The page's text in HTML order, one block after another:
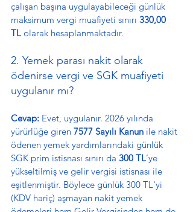
çalışan başına uygulayabileceği günlük
maksimum vergi muafiyeti sınırı 330,00
TL olarak hesaplanmaktadır.
2. Yemek parası nakit olarak
ödenirse vergi ve SGK muafiyeti
uygulanır mı?
Cevap: Evet, uygulanır. 2026 yılında
yürürlüğe giren 7577 Sayılı Kanun ile nakit
ödenen yemek yardımlarındaki günlük
SGK prim istisnası sınırı da 300 TL’ye
yükseltilmiş ve gelir vergisi istisnası ile
eşitlenmiştir. Böylece günlük 300 TL'yi
(KDV hariç) aşmayan nakit yemek